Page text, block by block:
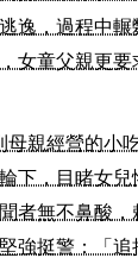
逸，過程中輾
女童父親更要
母親經營的小
下，目睹女
者無不鼻酸，
強挺警：「